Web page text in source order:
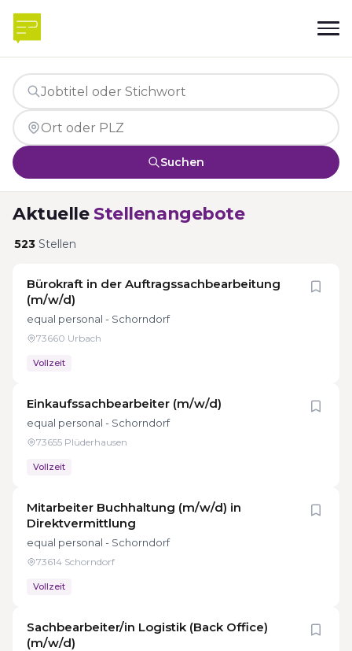
Suchen
Aktuelle Stellenangebote
523 Stellen
Bürokraft in der Auftragssachbearbeitung
(m/w/d)
equal personal - Schorndorf
73660 Urbach
Vollzeit
Einkaufssachbearbeiter (m/w/d)
equal personal - Schorndorf
73655 Plüderhausen
Vollzeit
Mitarbeiter Buchhaltung (m/w/d) in
Direktvermittlung
equal personal - Schorndorf
73614 Schorndorf
Vollzeit
Sachbearbeiter/in Logistik (Back Office)
(m/w/d)